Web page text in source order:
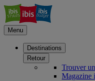
Menu
Destinations
Retour
Trouver
Magazine